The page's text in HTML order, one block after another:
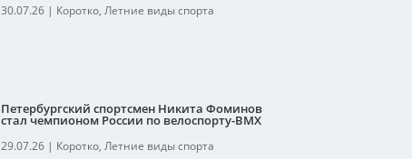
30.07.26| Коротко, Летние виды спорта
Петербургский спортсмен Никита Фоминов
стал чемпионом России по велоспорту-ВМХ
29.07.26| Коротко, Летние виды спорта